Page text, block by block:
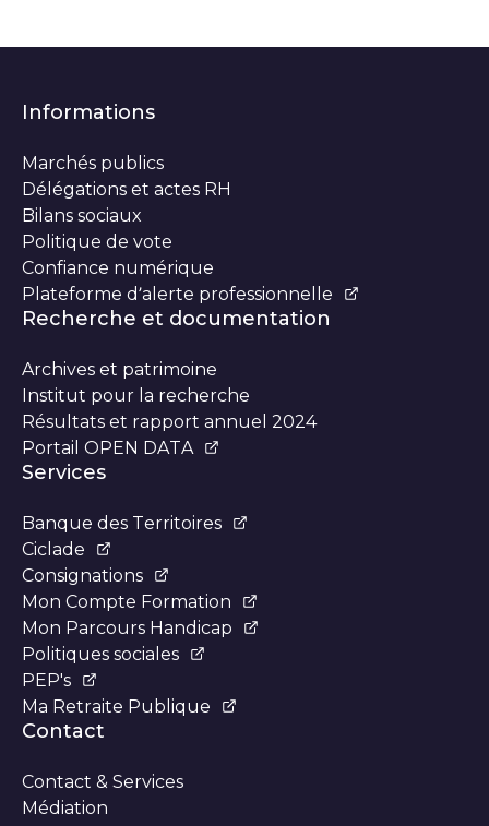
Informations
Marchés publics
Délégations et actes RH
Bilans sociaux
Politique de vote
Confiance numérique
Plateforme d’alerte professionnelle
Recherche et documentation
Archives et patrimoine
Institut pour la recherche
Résultats et rapport annuel 2024
Portail OPEN DATA
Services
Banque des Territoires
Ciclade
Consignations
Mon Compte Formation
Mon Parcours Handicap
Politiques sociales
PEP's
Ma Retraite Publique
Contact
Contact & Services
Médiation